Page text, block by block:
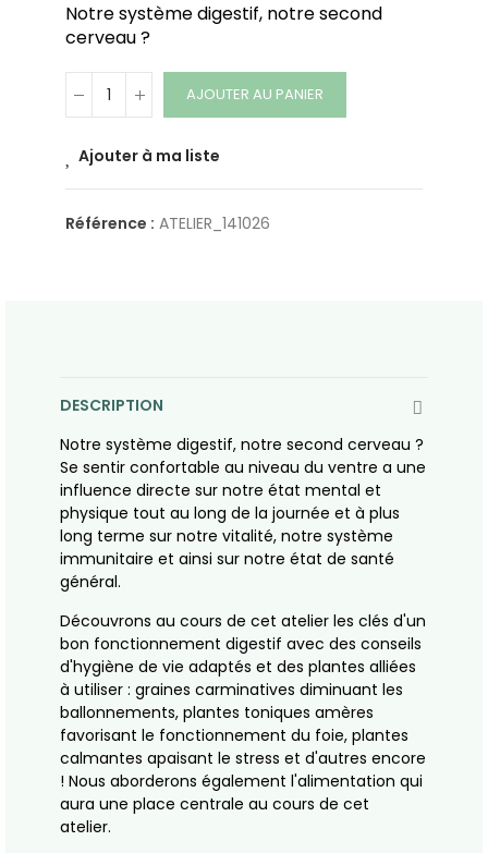
DESCRIPTION
Notre système digestif, notre second cerveau ?
Se sentir confortable au niveau du ventre a une
influence directe sur notre état mental et
physique tout au long de la journée et à plus
long terme sur notre vitalité, notre système
immunitaire et ainsi sur notre état de santé
général.
Découvrons au cours de cet atelier les clés d'un
bon fonctionnement digestif avec des conseils
d'hygiène de vie adaptés et des plantes alliées
à utiliser : graines carminatives diminuant les
ballonnements, plantes toniques amères
favorisant le fonctionnement du foie, plantes
calmantes apaisant le stress et d'autres encore
! Nous aborderons également l'alimentation qui
aura une place centrale au cours de cet
atelier.
Notre système digestif, notre second
cerveau ?
AJOUTER AU PANIER
Ajouter à ma liste
Référence : ATELIER_141026